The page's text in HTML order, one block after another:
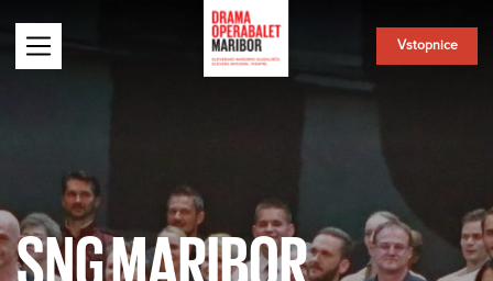
Vstopnice
SNG MARIBOR